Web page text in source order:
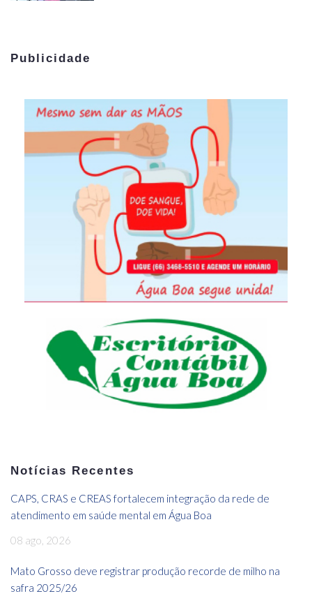
Publicidade
Notícias Recentes
CAPS, CRAS e CREAS fortalecem integração da rede de
atendimento em saúde mental em Água Boa
08 ago, 2026
Mato Grosso deve registrar produção recorde de milho na
safra 2025/26